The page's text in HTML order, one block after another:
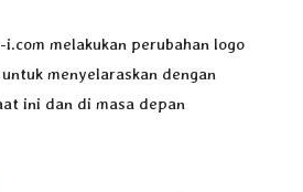
melakukan perubahan logo
menyelaraskan dengan
ini dan di masa depan